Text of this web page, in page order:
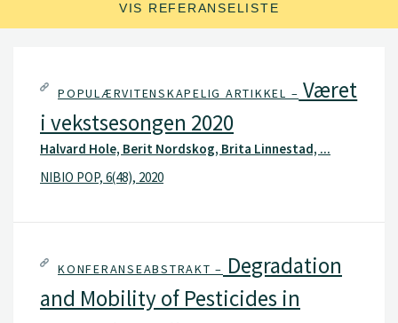
VIS REFERANSELISTE
POPULÆRVITENSKAPELIG ARTIKKEL – Været
i vekstsesongen 2020
Halvard Hole, Berit Nordskog, Brita Linnestad, ...
NIBIO POP, 6(48), 2020
KONFERANSEABSTRAKT – Degradation
and Mobility of Pesticides in